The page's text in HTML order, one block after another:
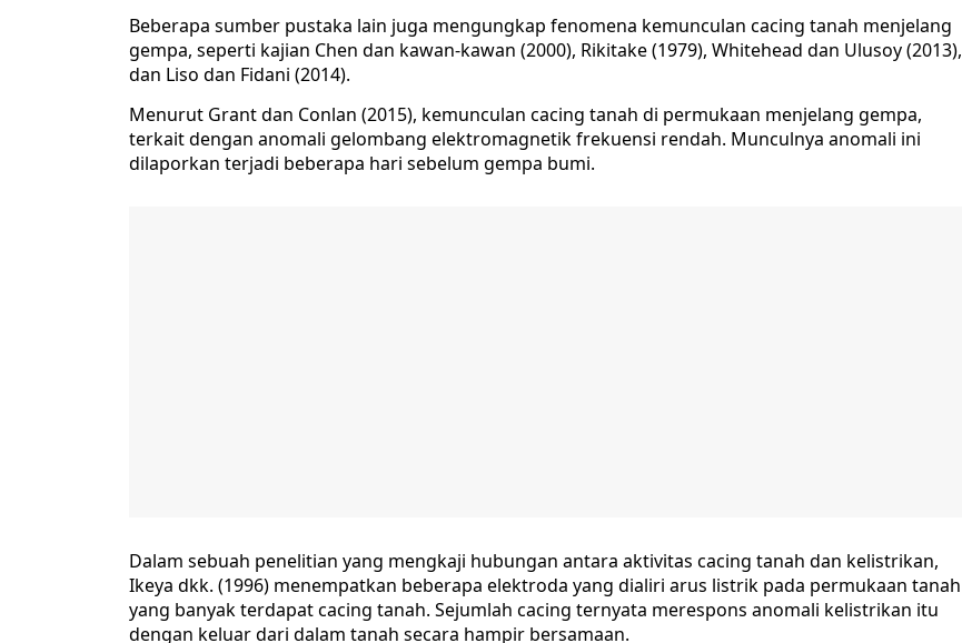
Beberapa sumber pustaka lain juga mengungkap fenomena kemunculan cacing tanah menjelang
gempa, seperti kajian Chen dan kawan-kawan (2000), Rikitake (1979), Whitehead dan Ulusoy (2013),
dan Liso dan Fidani (2014).
Menurut Grant dan Conlan (2015), kemunculan cacing tanah di permukaan menjelang gempa,
terkait dengan anomali gelombang elektromagnetik frekuensi rendah. Munculnya anomali ini
dilaporkan terjadi beberapa hari sebelum gempa bumi.
Dalam sebuah penelitian yang mengkaji hubungan antara aktivitas cacing tanah dan kelistrikan,
Ikeya dkk. (1996) menempatkan beberapa elektroda yang dialiri arus listrik pada permukaan tanah
yang banyak terdapat cacing tanah. Sejumlah cacing ternyata merespons anomali kelistrikan itu
dengan keluar dari dalam tanah secara hampir bersamaan.